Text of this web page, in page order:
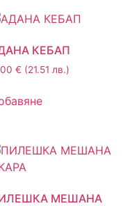
КЕБАП
€ (21.51 лв.)
МЕШАНА